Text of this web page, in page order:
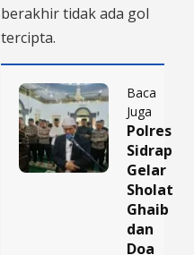
berakhir tidak ada gol
tercipta.
Baca
Juga
Polres
Sidrap
Gelar
Sholat
Ghaib
dan
Doa